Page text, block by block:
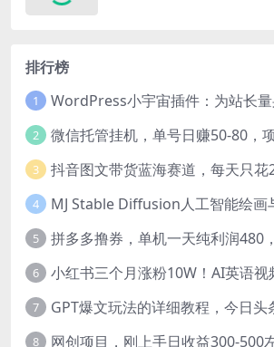
排行榜
1
2
3
4
5
6
7
8